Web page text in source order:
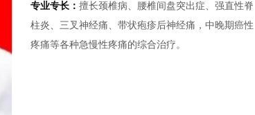
专业专长：擅长颈椎病、腰椎间盘突出症、强直性脊
柱炎、三叉神经痛、带状疱疹后神经痛，中晚期癌性
疼痛等各种急慢性疼痛的综合治疗。